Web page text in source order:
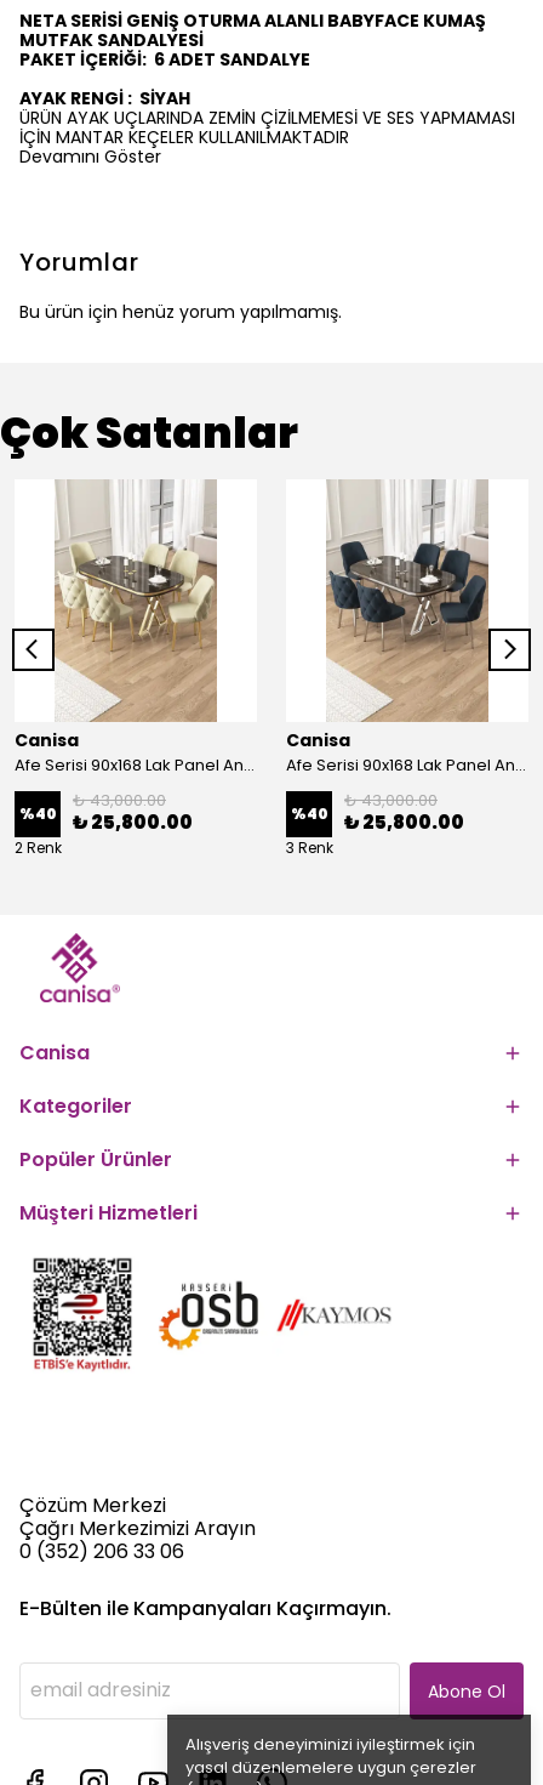
Alışveriş deneyiminizi iyileştirmek için
yasal düzenlemelere uygun çerezler
NETA SERİSİ GENİŞ OTURMA ALANLI BABYFACE KUMAŞ
MUTFAK SANDALYESİ
PAKET İÇERİĞİ: 6ADET SANDALYE
AYAK RENGİ : SİYAH
ÜRÜN AYAK UÇLARINDA ZEMİN ÇİZİLMEMESİ VE SES YAPMAMASI
İÇİN MANTAR KEÇELER KULLANILMAKTADIR
Devamını Göster
Yorumlar
Bu ürün için henüz yorum yapılmamış.
Çok Satanlar
Canisa
Afe Serisi 90x168 Lak Panel Antrasit İroni Masa ve 6 Sandalye Gold Kaplama Ayak
%40
₺ 43,000.00
₺ 25,800.00
2 Renk
Canisa
Afe Serisi 90x168 Lak Panel Antrasit İroni Masa ve 6 Sandalye Krom Kaplama Ayak
%40
₺ 43,000.00
₺ 25,800.00
3 Renk
Canisa
Kategoriler
Popüler Ürünler
Müşteri Hizmetleri
Çözüm Merkezi
Çağrı Merkezimizi Arayın
0 (352) 206 33 06
E-Bülten ile Kampanyaları Kaçırmayın.
Abone Ol